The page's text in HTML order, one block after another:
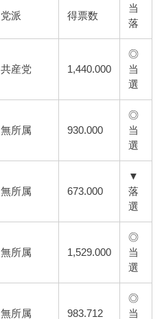
党派 得票数
当
落
共産党 1,440.000
◎
当
選
無所属 930.000
◎
当
選
無所属 673.000
▼
落
選
無所属 1,529.000
◎
当
選
無所属 983.712
◎
当